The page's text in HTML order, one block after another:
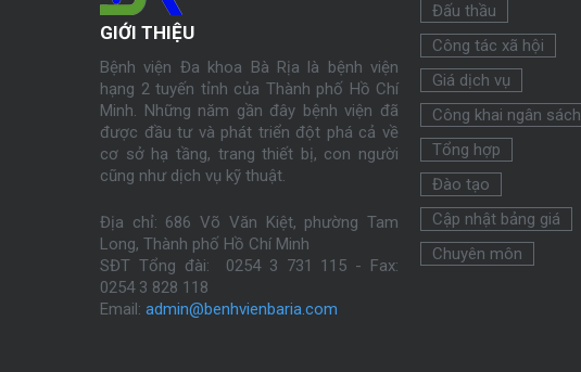
GIỚI THIỆU
Bệnh viện Đa khoa Bà Rịa là bệnh viện
hạng 2 tuyến tỉnh của Thành phố Hồ Chí
Minh. Những năm gần đây bệnh viện đã
được đầu tư và phát triển đột phá cả về
cơ sở hạ tầng, trang thiết bị, con người
cũng như dịch vụ kỹ thuật.
Địa chỉ: 686 Võ Văn Kiệt, phường Tam
Long, Thành phố Hồ Chí Minh
SĐT Tổng đài: 0254 3 731 115 - Fax:
0254 3 828 118
Email: admin@benhvienbaria.com
Đấu thầu
Công tác xã hội
Giá dịch vụ
Công khai ngân sách
Tổng hợp
Đào tạo
Cập nhật bảng giá
Chuyên môn